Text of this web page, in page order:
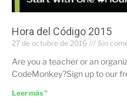
Hora del Código 2015
27 de octubre de 2016 Sin
Are you a teacher or an
CodeMonkey?Sign up to our
Leer más "